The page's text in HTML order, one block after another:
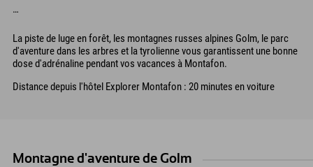
…
La piste de luge en forêt, les montagnes russes alpines Golm, le parc
d'aventure dans les arbres et la tyrolienne vous garantissent une bonne
dose d'adrénaline pendant vos vacances à Montafon.
Distance depuis l'hôtel Explorer Montafon : 20 minutes en voiture
Montagne d'aventure de Golm